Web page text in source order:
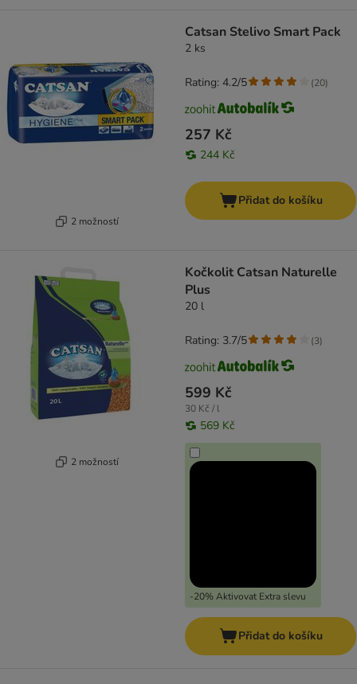
2 možností
Catsan Stelivo Smart Pack
2 ks
257 Kč
244 Kč
Rating: 4.2/5 (20)
Přidat do košíku
2 možností
Kočkolit Catsan Naturelle
Plus
20 l
599 Kč
30 Kč / l
569 Kč
-20% Aktivovat Extra slevu
Rating: 3.7/5 (3)
Přidat do košíku